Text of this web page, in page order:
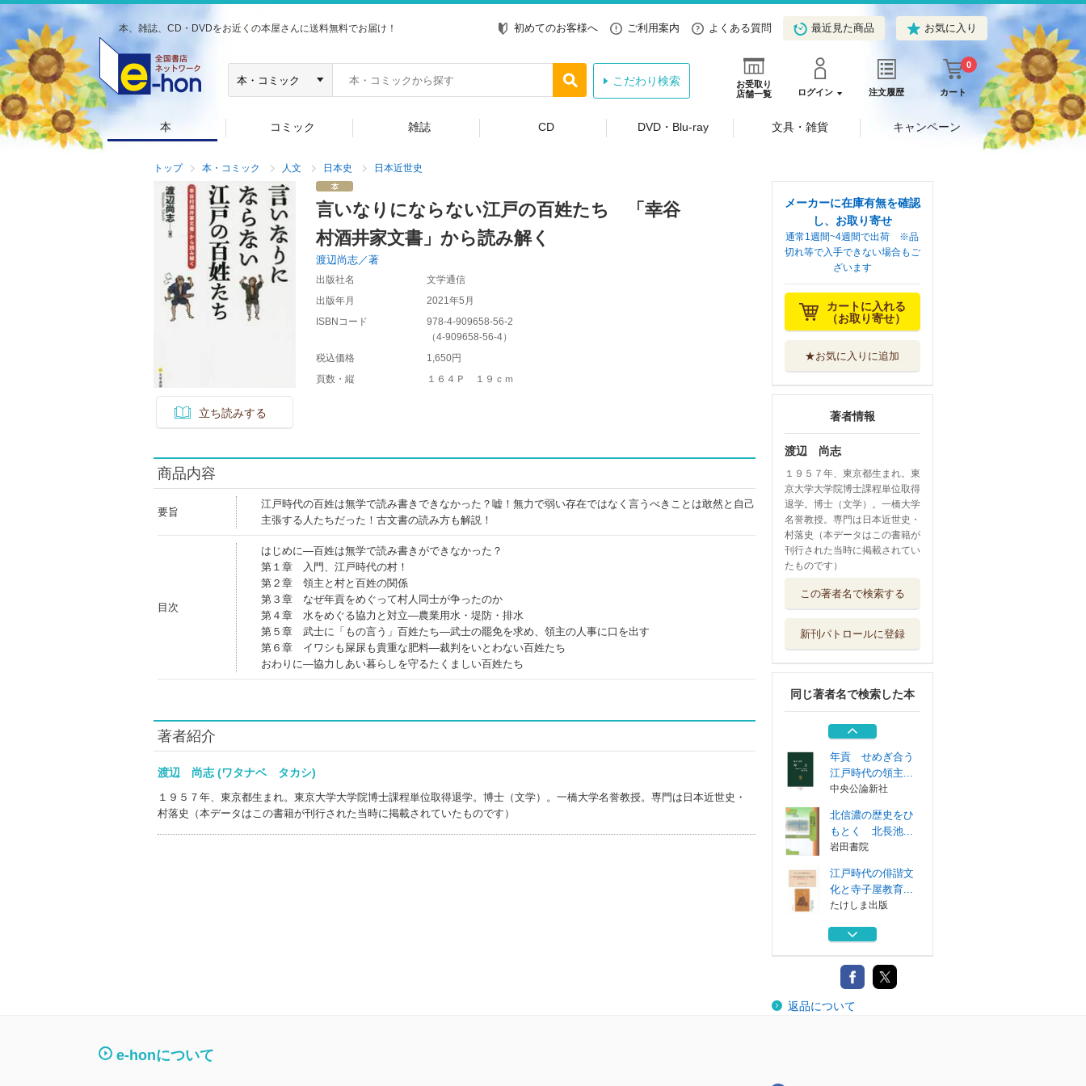
本、雑誌、CD・DVDをお近くの本屋さんに送料無料でお届け！ 初めてのお客様へ ご利用案内 よくある質問 最近見た商品 お気に入り
お受取り
店舗一覧
ログイン 注文履歴 カート
0
こだわり検索
本 コミック 雑誌 CD DVD・Blu-ray 文具・雑貨 キャンペーン
トップ 本・コミック 人文 日本史 日本近世史
立ち読みする
言いなりにならない江戸の百姓たち 「幸谷
村酒井家文書」から読み解く
渡辺尚志／著
出版社名
文学通信
出版年月
2021年5月
ISBNコード
978-4-909658-56-2
（4-909658-56-4）
税込価格
1,650円
頁数・縦
１６４Ｐ １９ｃｍ
商品内容
要旨
江戸時代の百姓は無学で読み書きできなかった？嘘！無力で弱い存在ではなく言うべきことは敢然と自己
主張する人たちだった！古文書の読み方も解説！
目次
はじめに―百姓は無学で読み書きができなかった？
第１章 入門、江戸時代の村！
第２章 領主と村と百姓の関係
第３章 なぜ年貢をめぐって村人同士が争ったのか
第４章 水をめぐる協力と対立―農業用水・堤防・排水
第５章 武士に「もの言う」百姓たち―武士の罷免を求め、領主の人事に口を出す
第６章 イワシも屎尿も貴重な肥料―裁判をいとわない百姓たち
おわりに―協力しあい暮らしを守るたくましい百姓たち
著者紹介
渡辺 尚志 (ワタナベ タカシ)
１９５７年、東京都生まれ。東京大学大学院博士課程単位取得退学。博士（文学）。一橋大学名誉教授。専門は日本近世史・
村落史（本データはこの書籍が刊行された当時に掲載されていたものです）
メーカーに在庫有無を確認
し、お取り寄せ
通常1週間~4週間で出荷 ※品
切れ等で入手できない場合もご
ざいます
カートに入れる
（お取り寄せ）
★お気に入りに追加
著者情報
渡辺 尚志
１９５７年、東京都生まれ。東
京大学大学院博士課程単位取得
退学。博士（文学）。一橋大学
名誉教授。専門は日本近世史・
村落史（本データはこの書籍が
刊行された当時に掲載されてい
たものです）
この著者名で検索する
新刊パトロールに登録
同じ著者名で検索した本
化と寺子屋教育...
日本近世・近代村
勉誠社
江戸時代の小金牧
と金ケ作村
たけしま出版
年貢 せめぎ合う
江戸時代の領主...
中央公論新社
北信濃の歴史をひ
もとく 北長池...
岩田書院
江戸時代の俳諧文
化と寺子屋教育...
たけしま出版
日本近世・近代村
勉誠社
江戸時代の小金牧
と金ケ作村
返品について
e-honについて